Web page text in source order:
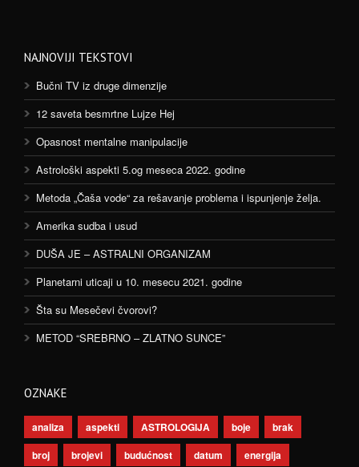
NAJNOVIJI TEKSTOVI
Bučni TV iz druge dimenzije
12 saveta besmrtne Lujze Hej
Opasnost mentalne manipulacije
Astrološki aspekti 5.og meseca 2022. godine
Metoda „Čaša vode“ za rešavanje problema i ispunjenje želja.
Amerika sudba i usud
DUŠA JE – ASTRALNI ORGANIZAM
Planetarni uticaji u 10. mesecu 2021. godine
Šta su Mesečevi čvorovi?
METOD “SREBRNO – ZLATNO SUNCE”
OZNAKE
analiza aspekti ASTROLOGIJA boje
brak
broj
brojevi budućnost datum
energija